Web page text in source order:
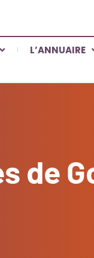
L’ANNUAIRE
de